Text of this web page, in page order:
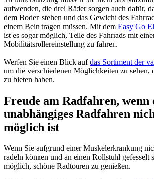
aufwenden, die drei Räder sorgen auch dafür,
dem Boden stehen und das Gewicht des
einem Bein tragen müssen. Mit dem Easy Go
ist es sogar möglich, Teile des Fahrrads mit
Mobilitätsrollereinstellung zu fahren.
Werfen Sie einen Blick aufdas Sortiment der
um die verschiedenen Möglichkeiten zu sehen,
zu bieten haben.
Freude am Radfahren, wenn
unabhängiges Radfahren
möglich ist
Wenn Sie aufgrund einer Muskelerkrankung
radeln können und an einen Rollstuhl gefesselt
möglich, schöne Radtouren zu genießen.